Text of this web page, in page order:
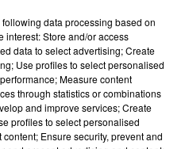
rurale de Walincourt-
d'avoir donné la mort à ses trois
bûche. Souffrant de troubles
de se suicider.
following data processing based on
interest: Store and/or access
data to select advertising; Create
Use profiles to select personalised
Measure content
through statistics or combinations
and improve services; Create
profiles to select personalised
Ensure security, prevent and